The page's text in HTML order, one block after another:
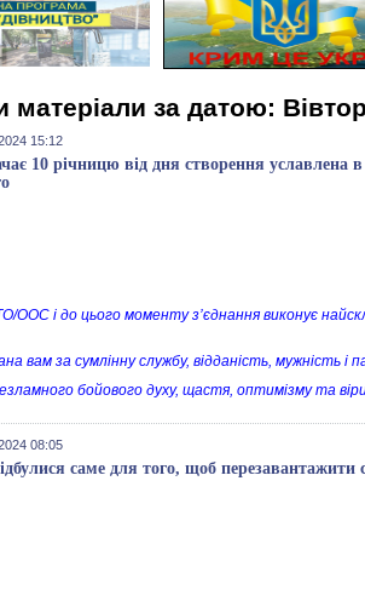
матеріали за датою:
15:12
10 річницю від дня створення уславлена
ООС і до цього моменту з’єднання виконує
вам за сумлінну службу, відданість, мужність і
бойового духу, щастя, оптимізму та
08:05
саме для того, щоб перезавантажити